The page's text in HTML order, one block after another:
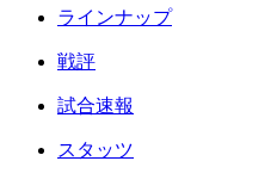
ラインナップ
戦評
試合速報
スタッツ